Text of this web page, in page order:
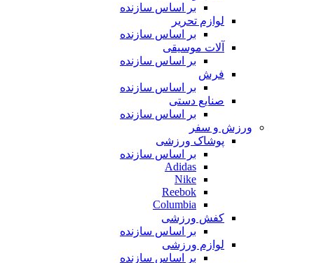
بر اساس سازنده
لوازم تحریر
بر اساس سازنده
آلات موسیقی
بر اساس سازنده
فرش
بر اساس سازنده
صنایع دستی
بر اساس سازنده
ورزش و سفر
پوشاک ورزشی
بر اساس سازنده
Adidas
Nike
Reebok
Columbia
کفش ورزشی
بر اساس سازنده
لوازم ورزشی
بر اساس سازنده